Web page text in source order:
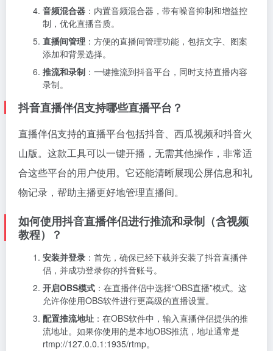
音频混合器 ：内置音频混合器，带有噪音抑制和增益控
制，优化直播音质。
直播间管理 ：方便的直播间管理功能，包括文字、图案
添加和背景选择。
推流和录制 ：一键推流到抖音平台，同时支持直播内容
录制。
抖音直播伴侣支持哪些直播平台？
直播伴侣支持的直播平台包括抖音、西瓜视频和抖音火
山版。这款工具可以一键开播，无需其他操作，非常适
合这些平台的用户使用。它还能清晰展现公屏信息和礼
物记录，帮助主播更好地管理直播间。
如何使用抖音直播伴侣进行推流和录制（含视频
教程）？
安装并登录 ：首先，确保已经下载并安装了抖音直播伴
侣，并成功登录你的抖音账号。
开启OBS模式 ：在直播伴侣中选择“OBS直播”模式。这
允许你使用OBS软件进行更高级的直播设置。
配置推流地址 ：在OBS软件中，输入直播伴侣提供的推
流地址。如果你使用的是本地OBS推流，地址通常是
rtmp://127.0.0.1:1935/rtmp。